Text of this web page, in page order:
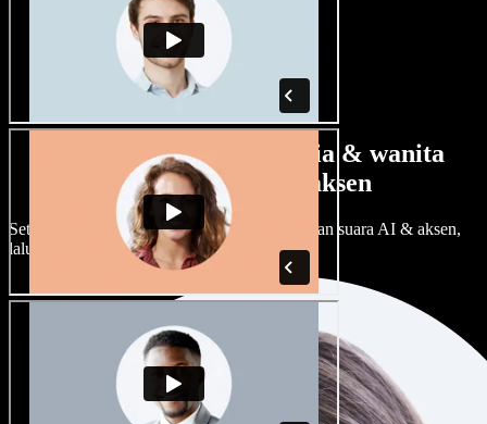
Banyak pilihan suara pria & wanita
dengan berbagai aksen
Setiap proyek bisa terdengar beda. Pilih ratusan suara AI & aksen,
lalu sesuaikan sesuka Anda.